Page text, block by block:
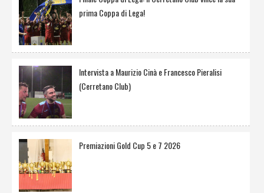
prima Coppa di Lega!
Intervista a Maurizio Cinà e Francesco Pieralisi
(Cerretano Club)
Premiazioni Gold Cup 5 e 7 2026